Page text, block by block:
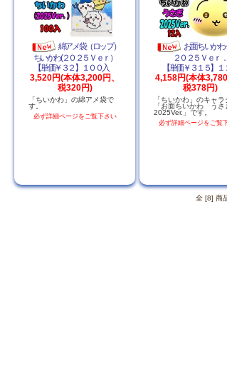
綿アメ袋（ロップ）
ちいかわ(２０２５Ｖｅｒ）
【単価￥３２】１００入
3,520円(本体3,200円、
税320円)
「ちいかわ」の綿アメ袋で
す。
必ず詳細ページをご覧下さい
お面ちいかわ
２０２５Ｖｅｒ．
【単価￥３１５】１
4,158円(本体3,780
税378円)
「ちいかわ」のキャラ
「お面ちいかわ うさ
2025Ver.」です。
必ず詳細ページをご覧
全 [8] 商